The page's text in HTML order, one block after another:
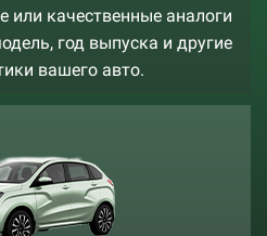
или качественные аналоги
год выпуска и другие
вашего авто.